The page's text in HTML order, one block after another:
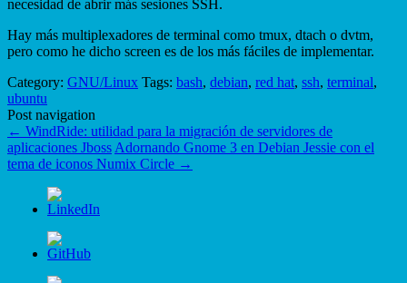
necesidad de abrir más sesiones SSH.
Hay más multiplexadores de terminal como tmux, dtach o dvtm,
pero como he dicho screen es de los más fáciles de implementar.
Category: GNU/Linux Tags: bash, debian, red hat, ssh, terminal,
ubuntu
Post navigation
← WindRide: utilidad para la migración de servidores de
aplicaciones Jboss Adornando Gnome 3 en Debian Jessie con el
tema de iconos Numix Circle →